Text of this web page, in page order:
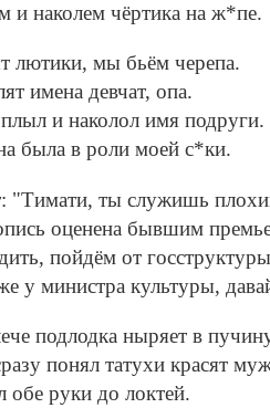
и наколем чёртика на ж*пе.
лютики, мы бьём черепа.
имена девчат, опа.
и наколол имя подруги.
была в роли моей с*ки.
"Тимати, ты служишь
оценена бывшим
пойдём от
у министра культуры,
подлодка ныряет в
понял татухи красят
обе руки до локтей.